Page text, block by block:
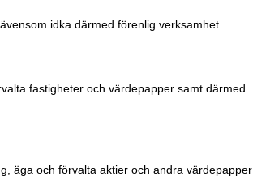
idka därmed förenlig verksamhet.
fastigheter och värdepapper samt därmed
äga och förvalta aktier och andra värdepapper